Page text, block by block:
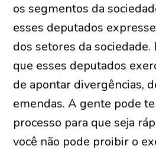
os segmentos da
esses deputados
dos setores da sociedade.
que esses deputados
de apontar divergências,
emendas. A gente pode
processo para que seja
você não pode proibir o